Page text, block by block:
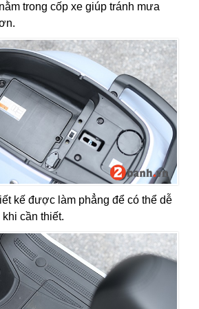
trong cốp xe giúp tránh mưa
kế được làm phẳng để có thể dễ
cần thiết.